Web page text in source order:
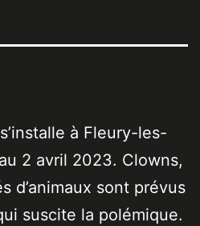
à Fleury-les-
2 avril 2023. Clowns,
d’animaux sont prévus
suscite la polémique.